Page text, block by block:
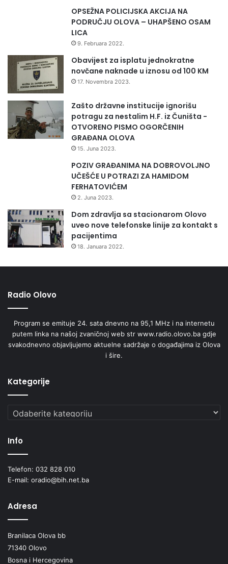
OPSEŽNA POLICIJSKA AKCIJA NA
PODRUČJU OLOVA – UHAPŠENO OSAM
LICA
9. Februara 2022.
Obavijest za isplatu jednokratne
novčane naknade u iznosu od 100 KM
17. Novembra 2023.
Zašto državne institucije ignorišu
potragu za nestalim H.F. iz Čuništa -
OTVORENO PISMO OGORČENIH
GRAĐANA OLOVA
15. Juna 2023.
POZIV GRAĐANIMA NA DOBROVOLJNO
UČEŠĆE U POTRAZI ZA HAMIDOM
FERHATOVIĆEM
2. Juna 2023.
Dom zdravlja sa stacionarom Olovo
uveo nove telefonske linije za kontakt s
pacijentima
18. Januara 2022.
Radio Olovo
Program se emituje 24. sata dnevno na 95,1 MHz i na internetu
putem linka na našoj zvaničnoj web str www.radio.olovo.ba gdje
svakodnevno objavljujemo aktuelne sadržaje o događajima iz Olova
i šire.
Kategorije
Kategorije
Info
Telefon: 032 828 010
E-mail: oradio@bih.net.ba
Adresa
Branilaca Olova bb
71340 Olovo
Bosna i Hercegovina